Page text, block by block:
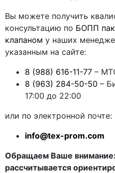
Вы можете получить
консультацию по БОПП
клапаном у наших
указанным на сайте:
8 (988) 616-11-77 –
8 (963) 284-50-50 –
17:00 до 22:00
или по электронной почте:
info@tex-prom.com
Обращаем Ваше внимание:
рассчитывается